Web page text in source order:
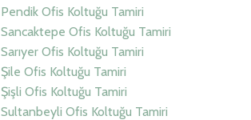
Pendik Ofis Koltuğu Tamiri
Sancaktepe Ofis Koltuğu Tamiri
Sarıyer Ofis Koltuğu Tamiri
Şile Ofis Koltuğu Tamiri
Şişli Ofis Koltuğu Tamiri
Sultanbeyli Ofis Koltuğu Tamiri